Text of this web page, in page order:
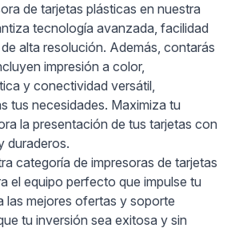
de tarjetas plásticas en nuestra
tecnología avanzada, facilidad
alta resolución. Además, contarás
impresión a color,
y conectividad versátil,
tus necesidades. Maximiza tu
la presentación de tus tarjetas con
duraderos.
categoría de impresoras de tarjetas
el equipo perfecto que impulse tu
las mejores ofertas y soporte
tu inversión sea exitosa y sin